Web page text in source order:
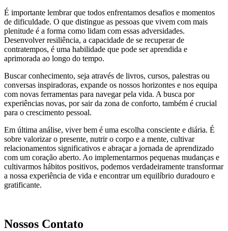
É importante lembrar que todos enfrentamos desafios e momentos
de dificuldade. O que distingue as pessoas que vivem com mais
plenitude é a forma como lidam com essas adversidades.
Desenvolver resiliência, a capacidade de se recuperar de
contratempos, é uma habilidade que pode ser aprendida e
aprimorada ao longo do tempo.
Buscar conhecimento, seja através de livros, cursos, palestras ou
conversas inspiradoras, expande os nossos horizontes e nos equipa
com novas ferramentas para navegar pela vida. A busca por
experiências novas, por sair da zona de conforto, também é crucial
para o crescimento pessoal.
Em última análise, viver bem é uma escolha consciente e diária. É
sobre valorizar o presente, nutrir o corpo e a mente, cultivar
relacionamentos significativos e abraçar a jornada de aprendizado
com um coração aberto. Ao implementarmos pequenas mudanças e
cultivarmos hábitos positivos, podemos verdadeiramente transformar
a nossa experiência de vida e encontrar um equilíbrio duradouro e
gratificante.
Nossos Contato